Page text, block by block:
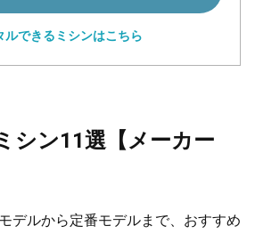
ルできるミシンはこちら
ン11選【メーカー
デルから定番モデルまで、おすすめ